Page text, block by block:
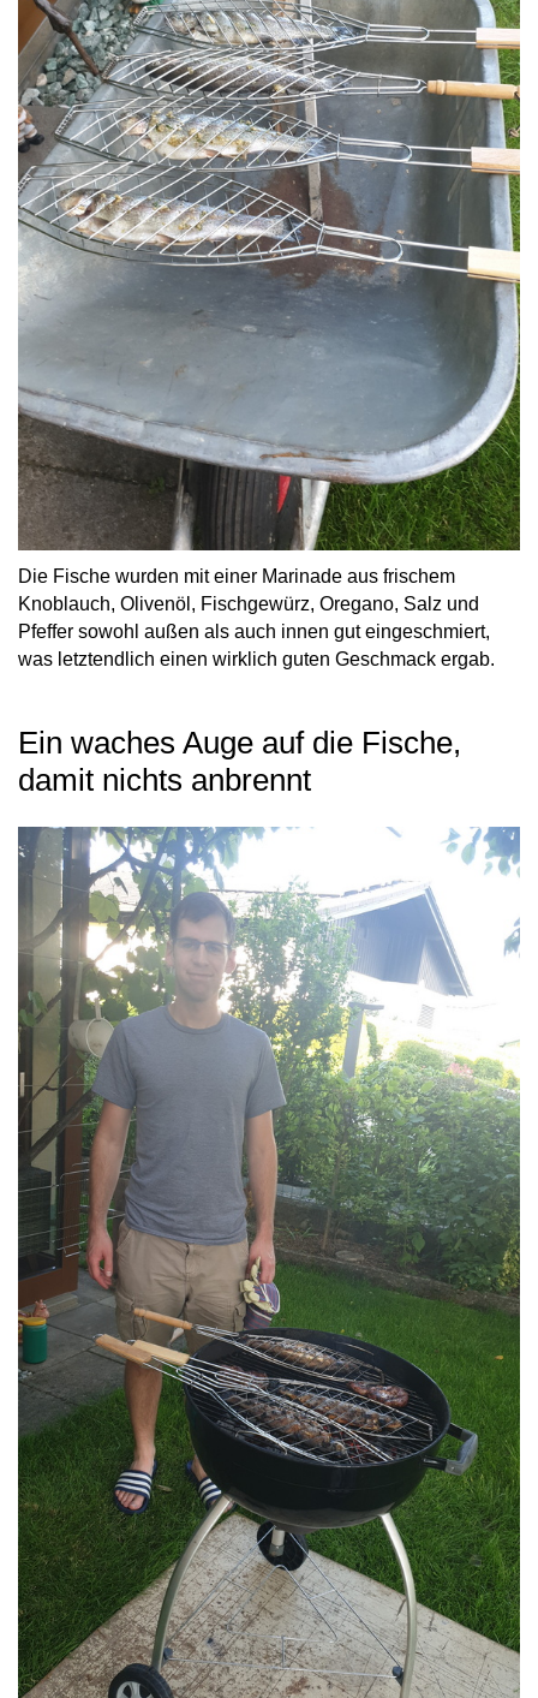
Die Fische wurden mit einer Marinade aus frischem
Knoblauch, Olivenöl, Fischgewürz, Oregano, Salz und
Pfeffer sowohl außen als auch innen gut eingeschmiert,
was letztendlich einen wirklich guten Geschmack ergab.
Ein waches Auge auf die Fische,
damit nichts anbrennt